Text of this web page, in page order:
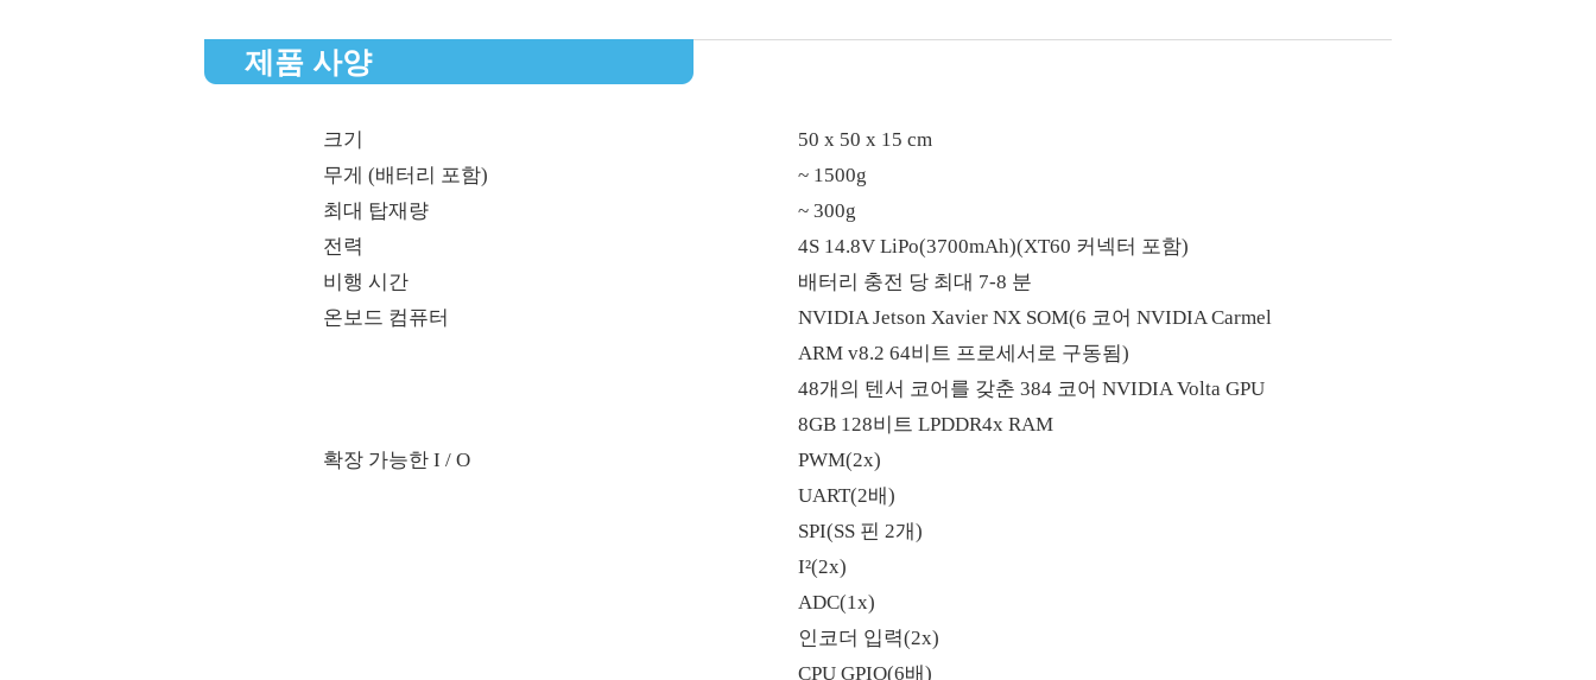
제품 사양
크기
50 x 50 x 15 cm
무게 (배터리 포함)
~ 1500g
최대 탑재량
~ 300g
전력
4S 14.8V LiPo(3700mAh)(XT60 커넥터 포함)
비행 시간
배터리 충전 당 최대 7-8 분
온보드 컴퓨터
NVIDIA Jetson Xavier NX SOM(6 코어 NVIDIA Carmel
ARM v8.2 64비트 프로세서로 구동됨)
48개의 텐서 코어를 갖춘 384 코어 NVIDIA Volta GPU
8GB 128비트 LPDDR4x RAM
확장 가능한 I / O
PWM(2x)
UART(2배)
SPI(SS 핀 2개)
I²(2x)
ADC(1x)
인코더 입력(2x)
CPU GPIO(6배)